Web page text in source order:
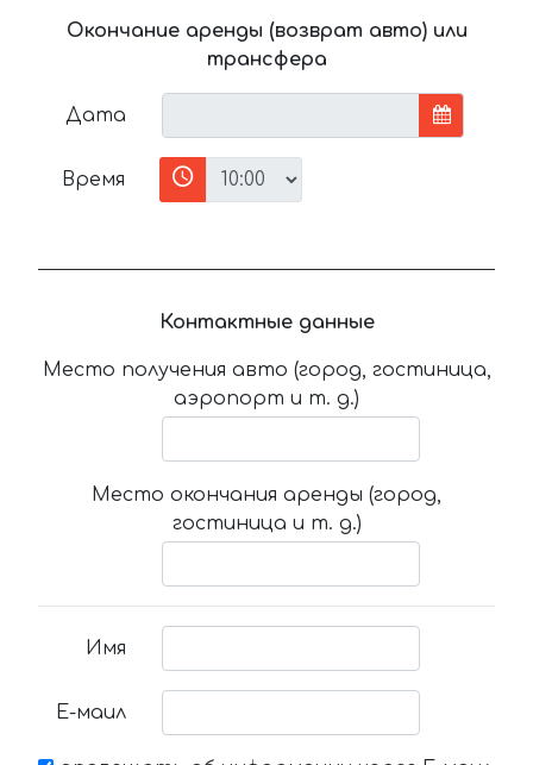
Окончание аренды (возврат авто) или
трансфера
Дата
Время
Контактные данные
Место получения авто (город, гостиница,
аэропорт и т. д.)
Место окончания аренды (город,
гостиница и т. д.)
Имя
Е-маил